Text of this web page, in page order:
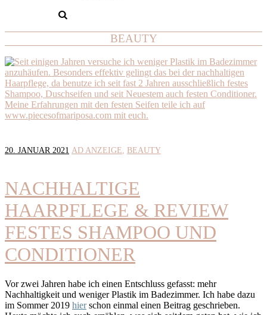
BEAUTY
20. JANUAR 2021 AD ANZEIGE BEAUTY
NACHHALTIGE
HAARPFLEGE & REVIEW
FESTES SHAMPOO UND
CONDITIONER
Vor zwei Jahren habe ich einen Entschluss gefasst: mehr
Nachhaltigkeit und weniger Plastik im Badezimmer. Ich habe dazu
im Sommer 2019 hierschon einmal einen Beitrag geschrieben.